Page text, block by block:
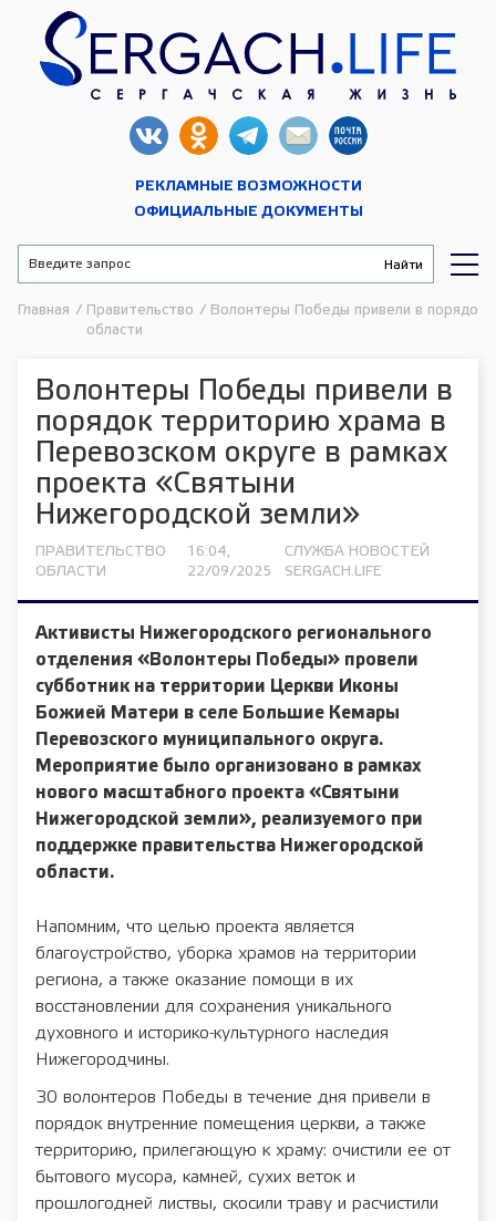
РЕКЛАМНЫЕ ВОЗМОЖНОСТИ
ОФИЦИАЛЬНЫЕ ДОКУМЕНТЫ
Главная /
Правительство
области
/ Волонтеры Победы привели в порядок
Волонтеры Победы привели в
порядок территорию храма в
Перевозском округе в рамках
проекта «Святыни
Нижегородской земли»
ПРАВИТЕЛЬСТВО
ОБЛАСТИ
16:04,
22/09/2025
СЛУЖБА НОВОСТЕЙ
SERGACH.LIFE
Активисты Нижегородского регионального
отделения «Волонтеры Победы» провели
субботник на территории Церкви Иконы
Божией Матери в селе Большие Кемары
Перевозского муниципального округа.
Мероприятие было организовано в рамках
нового масштабного проекта «Святыни
Нижегородской земли», реализуемого при
поддержке правительства Нижегородской
области.
Напомним, что целью проекта является
благоустройство, уборка храмов на территории
региона, а также оказание помощи в их
восстановлении для сохранения уникального
духовного и историко-культурного наследия
Нижегородчины.
30 волонтеров Победы в течение дня привели в
порядок внутренние помещения церкви, а также
территорию, прилегающую к храму: очистили ее от
бытового мусора, камней, сухих веток и
прошлогодней листвы, скосили траву и расчистили